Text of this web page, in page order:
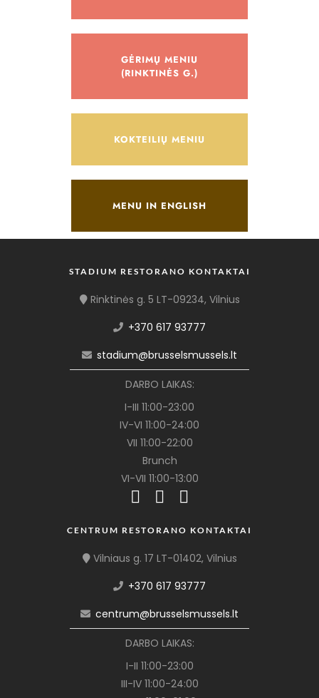
GĖRIMŲ MENIU
(RINKTINĖS G.)
KOKTEILIŲ MENIU
MENU IN ENGLISH
STADIUM RESTORANO KONTAKTAI
Rinktinės g. 5 LT-09234, Vilnius
+370 617 93777
stadium@brusselsmussels.lt
DARBO LAIKAS:
I-III 11:00-23:00
IV-VI 11:00-24:00
VII 11:00-22:00
Brunch
VI-VII 11:00-13:00
CENTRUM RESTORANO KONTAKTAI
Vilniaus g. 17 LT-01402, Vilnius
+370 617 93777
centrum@brusselsmussels.lt
DARBO LAIKAS:
I-II 11:00-23:00
III-IV 11:00-24:00